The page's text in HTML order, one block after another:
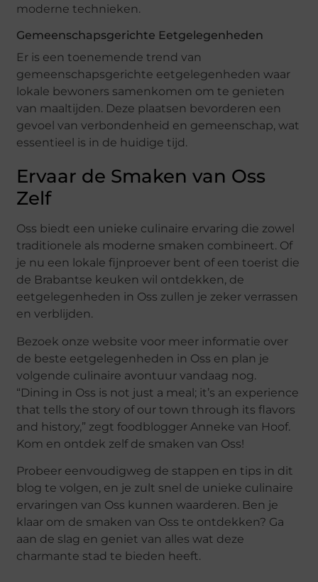
moderne technieken.
Gemeenschapsgerichte Eetgelegenheden
Er is een toenemende trend van
gemeenschapsgerichte eetgelegenheden waar
lokale bewoners samenkomen om te genieten
van maaltijden. Deze plaatsen bevorderen een
gevoel van verbondenheid en gemeenschap, wat
essentieel is in de huidige tijd.
Ervaar de Smaken van Oss
Zelf
Oss biedt een unieke culinaire ervaring die zowel
traditionele als moderne smaken combineert. Of
je nu een lokale fijnproever bent of een toerist die
de Brabantse keuken wil ontdekken, de
eetgelegenheden in Oss zullen je zeker verrassen
en verblijden.
Bezoek onze website voor meer informatie over
de beste eetgelegenheden in Oss en plan je
volgende culinaire avontuur vandaag nog.
“Dining in Oss is not just a meal; it’s an experience
that tells the story of our town through its flavors
and history,” zegt foodblogger Anneke van Hoof.
Kom en ontdek zelf de smaken van Oss!
Probeer eenvoudigweg de stappen en tips in dit
blog te volgen, en je zult snel de unieke culinaire
ervaringen van Oss kunnen waarderen. Ben je
klaar om de smaken van Oss te ontdekken? Ga
aan de slag en geniet van alles wat deze
charmante stad te bieden heeft.